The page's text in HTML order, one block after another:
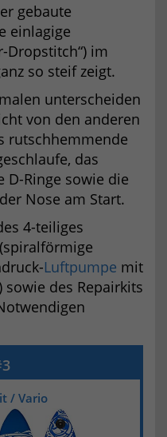
gebaute
einlagige
Dropstitch“) im
so steif zeigt.
unterscheiden
von den anderen
rutschhemmende
das
D-Ringe sowie die
Nose am Start.
4-teiliges
(spiralförmige
Luftpumpe mit
sowie des Repairkits
/ Vario